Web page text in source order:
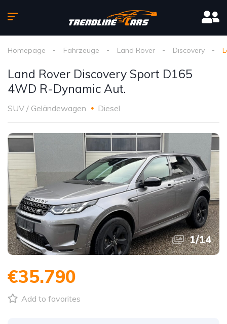
Homepage Fahrzeuge Land Rover Discovery
Land Rover Discovery Sport D165
4WD R-Dynamic Aut.
SUV / Geländewagen Diesel
1/14
€35.790
Add to favorites